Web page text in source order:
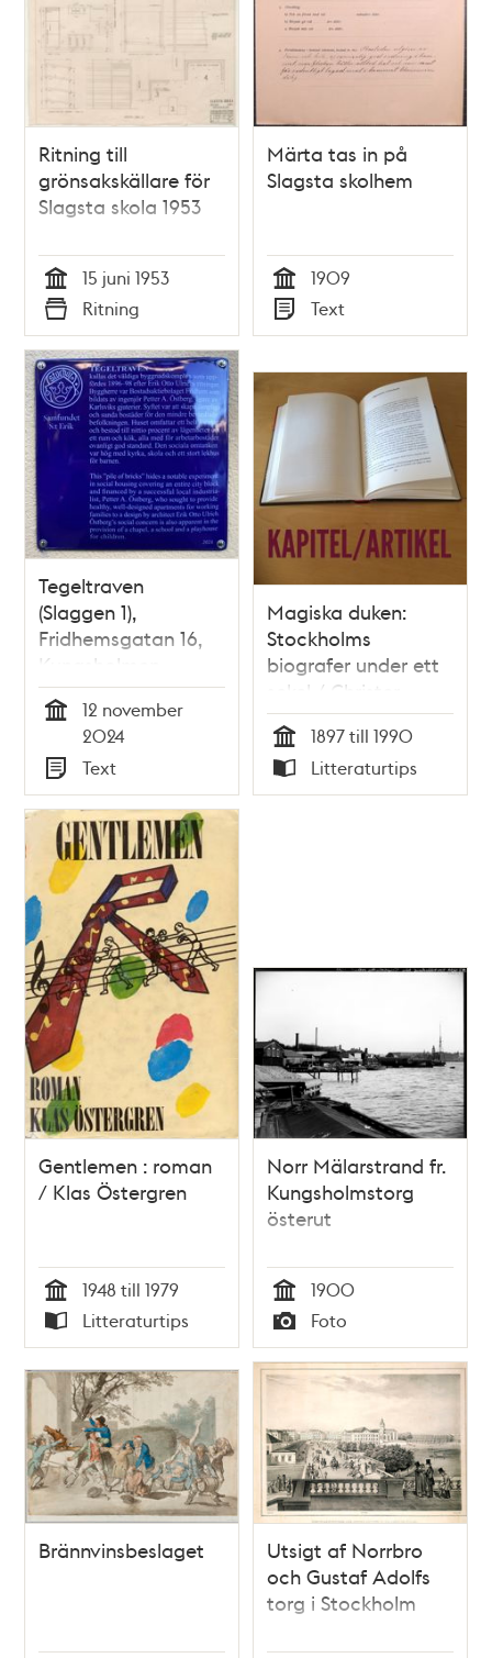
Ritning till
grönsakskällare för
Slagsta skola 1953
Tid
15 juni 1953
Typ
Ritning
Märta tas in på
Slagsta skolhem
Tid
1909
Typ
Text
Tegeltraven
(Slaggen 1),
Fridhemsgatan 16,
Kungsholmen
12 november
2024
Typ
Text
Magiska duken:
Stockholms
biografer under ett
sekel / Christer
Jörgensen
Tid
1897 till 1990
Typ
Litteraturtips
Gentlemen : roman
/ Klas Östergren
Tid
1948 till 1979
Typ
Litteraturtips
Norr Mälarstrand fr.
Kungsholmstorg
österut
Tid
1900
Typ
Foto
Brännvinsbeslaget
Utsigt af Norrbro
och Gustaf Adolfs
torg i Stockholm